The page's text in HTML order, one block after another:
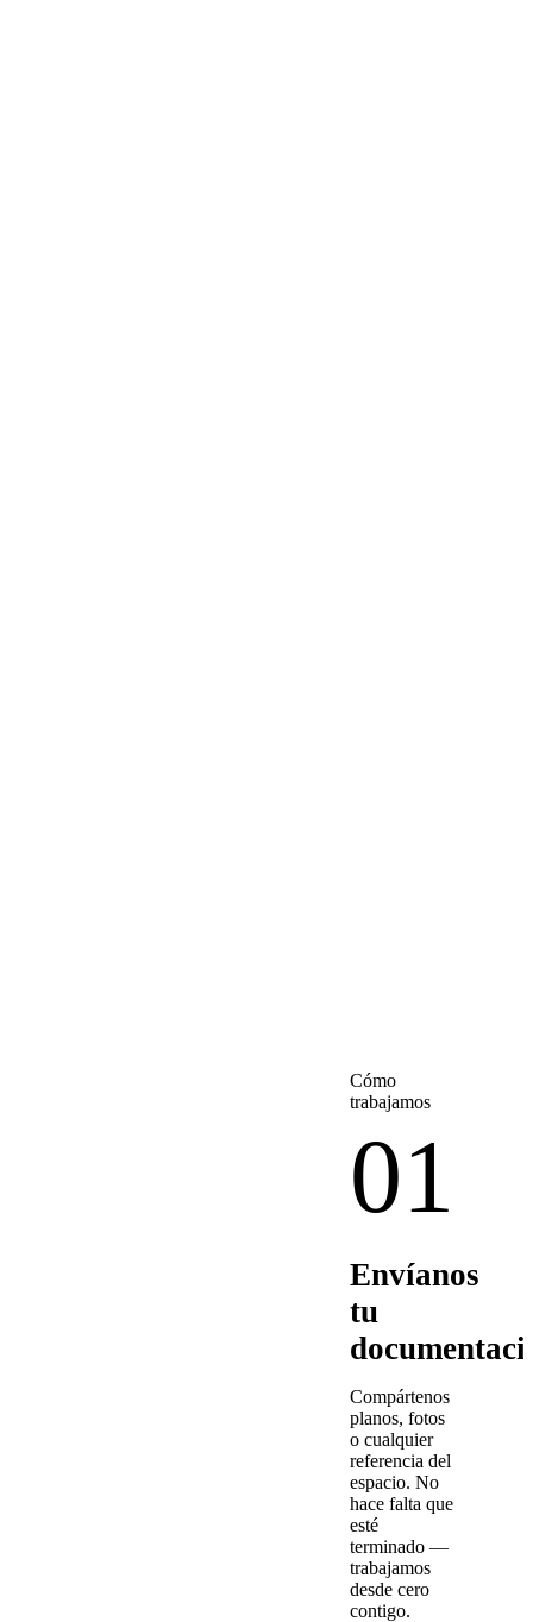
Cómo
trabajamos
01
Envíanos
tu
Compártenos
planos, fotos
o cualquier
referencia del
espacio. No
hace falta que
esté
terminado —
trabajamos
desde cero
contigo.